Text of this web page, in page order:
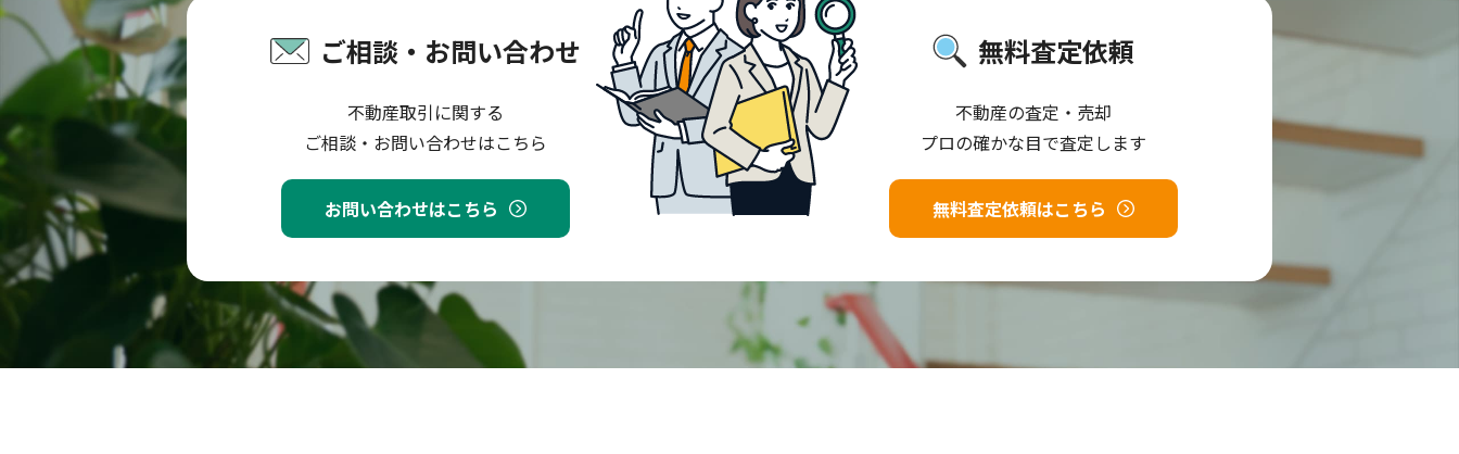
ご相談・お問い合わせ
不動産取引に関する
ご相談・お問い合わせはこちら
お問い合わせはこちら
無料査定依頼
不動産の査定・売却
プロの確かな目で査定します
無料査定依頼はこちら